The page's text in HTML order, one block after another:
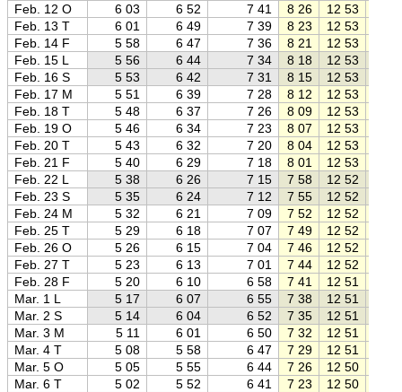
Feb. 12 O
6 03 6 52 7 41 8 26 12 53
Feb. 13 T
6 01 6 49 7 39 8 23 12 53
Feb. 14 F
5 58 6 47 7 36 8 21 12 53
Feb. 15 L
5 56 6 44 7 34 8 18 12 53
Feb. 16 S
5 53 6 42 7 31 8 15 12 53
Feb. 17 M
5 51 6 39 7 28 8 12 12 53
Feb. 18 T
5 48 6 37 7 26 8 09 12 53
Feb. 19 O
5 46 6 34 7 23 8 07 12 53
Feb. 20 T
5 43 6 32 7 20 8 04 12 53
Feb. 21 F
5 40 6 29 7 18 8 01 12 53
Feb. 22 L
5 38 6 26 7 15 7 58 12 52
Feb. 23 S
5 35 6 24 7 12 7 55 12 52
Feb. 24 M
5 32 6 21 7 09 7 52 12 52
Feb. 25 T
5 29 6 18 7 07 7 49 12 52
Feb. 26 O
5 26 6 15 7 04 7 46 12 52
Feb. 27 T
5 23 6 13 7 01 7 44 12 52
Feb. 28 F
5 20 6 10 6 58 7 41 12 51
Mar. 1 L
5 17 6 07 6 55 7 38 12 51
Mar. 2 S
5 14 6 04 6 52 7 35 12 51
Mar. 3 M
5 11 6 01 6 50 7 32 12 51
Mar. 4 T
5 08 5 58 6 47 7 29 12 51
Mar. 5 O
5 05 5 55 6 44 7 26 12 50
Mar. 6 T
5 02 5 52 6 41 7 23 12 50